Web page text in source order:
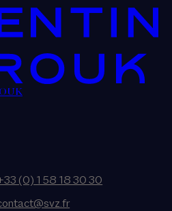
(0) 1 58 18 30 30